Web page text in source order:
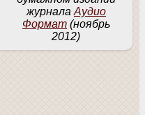
журнала Аудио
Формат (ноябрь
2012)